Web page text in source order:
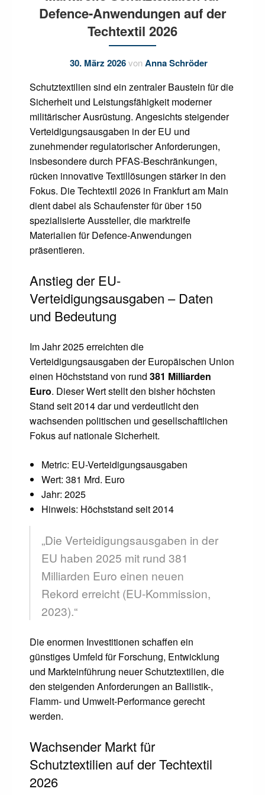
Defence-Anwendungen auf der
Techtextil 2026
30. März 2026 von Anna Schröder
Schutztextilien sind ein zentraler Baustein für die
Sicherheit und Leistungsfähigkeit moderner
militärischer Ausrüstung. Angesichts steigender
Verteidigungsausgaben in der EU und
zunehmender regulatorischer Anforderungen,
insbesondere durch PFAS-Beschränkungen,
rücken innovative Textillösungen stärker in den
Fokus. Die Techtextil 2026 in Frankfurt am Main
dient dabei als Schaufenster für über 150
spezialisierte Aussteller, die marktreife
Materialien für Defence-Anwendungen
präsentieren.
Anstieg der EU-
Verteidigungsausgaben – Daten
und Bedeutung
Im Jahr 2025 erreichten die
Verteidigungsausgaben der Europäischen Union
einen Höchststand von rund 381 Milliarden
Euro. Dieser Wert stellt den bisher höchsten
Stand seit 2014 dar und verdeutlicht den
wachsenden politischen und gesellschaftlichen
Fokus auf nationale Sicherheit.
Metric: EU-Verteidigungsausgaben
Wert: 381 Mrd. Euro
Jahr: 2025
Hinweis: Höchststand seit 2014
„Die Verteidigungsausgaben in der
EU haben 2025 mit rund 381
Milliarden Euro einen neuen
Rekord erreicht (EU-Kommission,
2023).“
Die enormen Investitionen schaffen ein
günstiges Umfeld für Forschung, Entwicklung
und Markteinführung neuer Schutztextilien, die
den steigenden Anforderungen an Ballistik-,
Flamm- und Umwelt-Performance gerecht
werden.
Wachsender Markt für
Schutztextilien auf der Techtextil
2026